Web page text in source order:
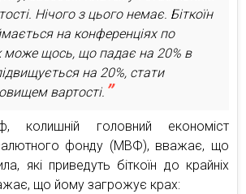
Нічого з цього немає. Біткоїн
на конференціях по
може щось, що падає на 20% в
на 20%, стати
вартості.
колишній головний економіст
фонду (МВФ), вважає, що
які приведуть біткоїн до крайніх
що йому загрожує крах: